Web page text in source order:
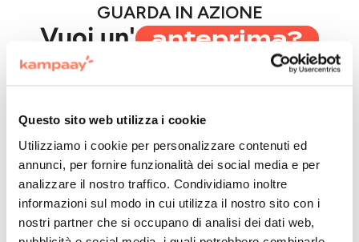
Questo sito web utilizza i cookie
Utilizziamo i cookie per personalizzare contenuti ed
annunci, per fornire funzionalità dei social media e per
analizzare il nostro traffico. Condividiamo inoltre
informazioni sul modo in cui utilizza il nostro sito con i
nostri partner che si occupano di analisi dei dati web,
GUARDA IN AZIONE
Vuoi un' anteprima?